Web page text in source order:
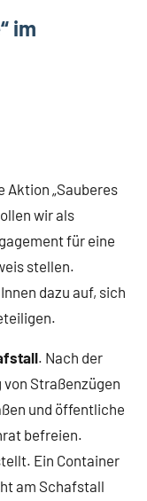
im
„Sauberes
wir als
für eine
stellen.
dazu auf, sich
. Nach der
von Straßenzügen
und öffentliche
befreien.
Ein Container
am Schafstall